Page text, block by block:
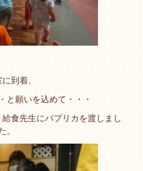
到着、
と願いを込めて・・・
給食先生にパプリカを渡しまし
。